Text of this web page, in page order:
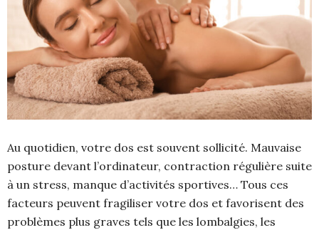
Au quotidien, votre dos est souvent sollicité. Mauvaise
posture devant l’ordinateur, contraction régulière suite
à un stress, manque d’activités sportives… Tous ces
facteurs peuvent fragiliser votre dos et favorisent des
problèmes plus graves tels que les lombalgies, les